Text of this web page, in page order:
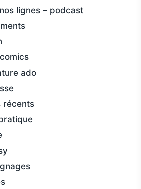
lignes – podcast
ado
récents